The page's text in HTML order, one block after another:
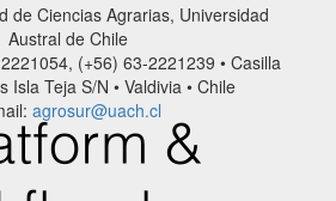
de Ciencias Agrarias, Universidad
Austral de Chile
(+56) 63-2221239 • Casilla
Isla Teja S/N • Valdivia • Chile
agrosur@uach.cl